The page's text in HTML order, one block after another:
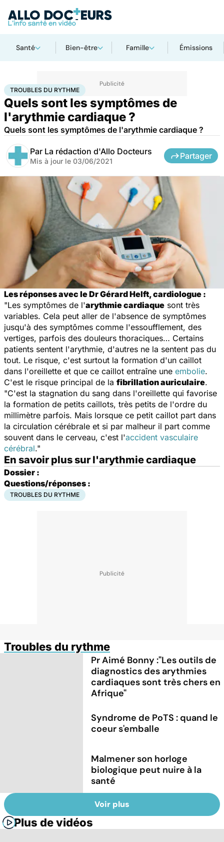
Santé Bien-être Famille Émissions
AccueilSantéTroubles du rythme
TROUBLES DU RYTHME
Quels sont les symptômes de
l'arythmie cardiaque ?
Quels sont les symptômes de l'arythmie cardiaque ?
Par La rédaction d'Allo Docteurs
Mis à jour le 03/06/2021
Partager
Les réponses avec le Dr Gérard Helft, cardiologue :
"Les symptômes de l'arythmie cardiaque sont très
variables. Cela peut aller de l'absence de symptômes
jusqu'à des symptômes comme l'essoufflement, des
vertiges, parfois des douleurs thoraciques… Certains
patients sentent l'arythmie, d'autres ne la sentent pas du
tout. Le risque, c'est surtout la formation d'un caillot
dans l'oreillette et que ce caillot entraîne une embolie.
C'est le risque principal de la fibrillation auriculaire.
"C'est la stagnation du sang dans l'oreillette qui favorise
la formation de petits caillots, très petits de l'ordre du
millimètre parfois. Mais lorsque ce petit caillot part dans
la circulation cérébrale et si par malheur il part comme
souvent dans le cerveau, c'est l'accident vasculaire
cérébral."
En savoir plus sur l'arythmie cardiaque
Dossier :
Questions/réponses :
TROUBLES DU RYTHME
Troubles du rythme
Pr Aimé Bonny :"Les outils de
diagnostics des arythmies
cardiaques sont très chers en
Afrique"
Syndrome de PoTS : quand le
coeur s'emballe
Malmener son horloge
biologique peut nuire à la
santé
Voir plus
Plus de vidéos